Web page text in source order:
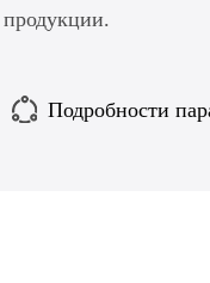
продукции.
Подробности